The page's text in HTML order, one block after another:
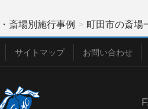
斎場別施行事例 町田市の斎場
サイトマップ お問い合わせ